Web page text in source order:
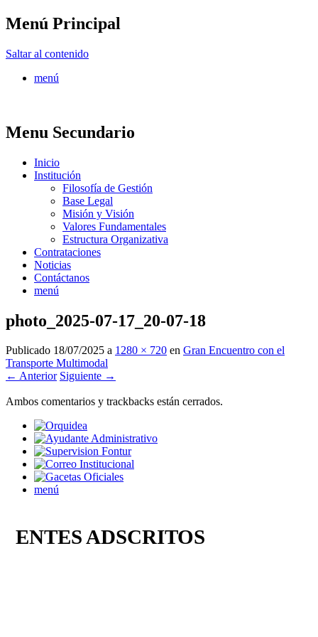
Menú Principal
Saltar al contenido
menú
Menu Secundario
Inicio
Institución
Filosofía de Gestión
Base Legal
Misión y Visión
Valores Fundamentales
Estructura Organizativa
Contrataciones
Noticias
Contáctanos
menú
photo_2025-07-17_20-07-18
Publicado 18/07/2025 a 1280 × 720 en Gran Encuentro con el
Transporte Multimodal
← Anterior Siguiente →
Ambos comentarios y trackbacks están cerrados.
menú
ENTES ADSCRITOS